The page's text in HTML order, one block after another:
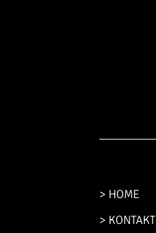
> HOME
> KONTAKT